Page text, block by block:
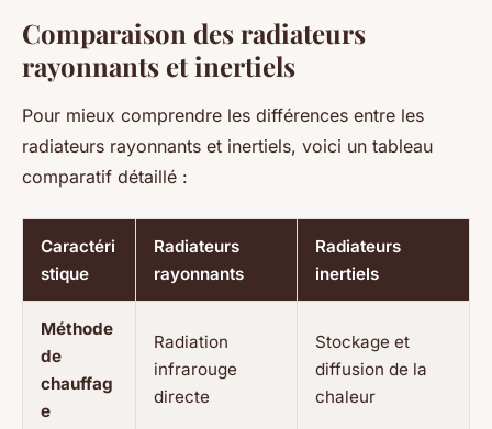
Comparaison des radiateurs
rayonnants et inertiels
Pour mieux comprendre les différences entre les
radiateurs rayonnants et inertiels, voici un tableau
comparatif détaillé :
Caractéri
stique
Radiateurs
rayonnants
Radiateurs
inertiels
Méthode
de
chauffag
e
Radiation
infrarouge
directe
Stockage et
diffusion de la
chaleur